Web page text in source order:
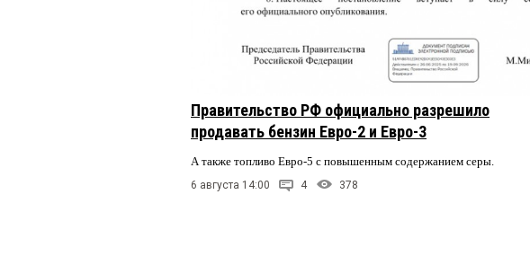
Правительство РФ официально разрешило
продавать бензин Евро-2 и Евро-3
А также топливо Евро-5 с повышенным содержанием серы.
6 августа 14:00 4 378